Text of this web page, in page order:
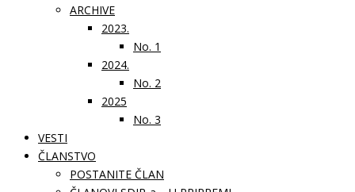
ARCHIVE
2023.
No. 1
2024.
No. 2
2025
No. 3
VESTI
ČLANSTVO
POSTANITE ČLAN